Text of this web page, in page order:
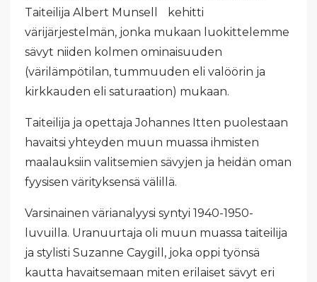
Taiteilija Albert Munsell kehitti
värijärjestelmän, jonka mukaan luokittelemme
sävyt niiden kolmen ominaisuuden
(värilämpötilan, tummuuden eli valöörin ja
kirkkauden eli saturaation) mukaan.
Taiteilija ja opettaja Johannes Itten puolestaan
havaitsi yhteyden muun muassa ihmisten
maalauksiin valitsemien sävyjen ja heidän oman
fyysisen värityksensä välillä.
Varsinainen värianalyysi syntyi 1940-1950-
luvuilla. Uranuurtaja oli muun muassa taiteilija
ja stylisti Suzanne Caygill, joka oppi työnsä
kautta havaitsemaan miten erilaiset sävyt eri